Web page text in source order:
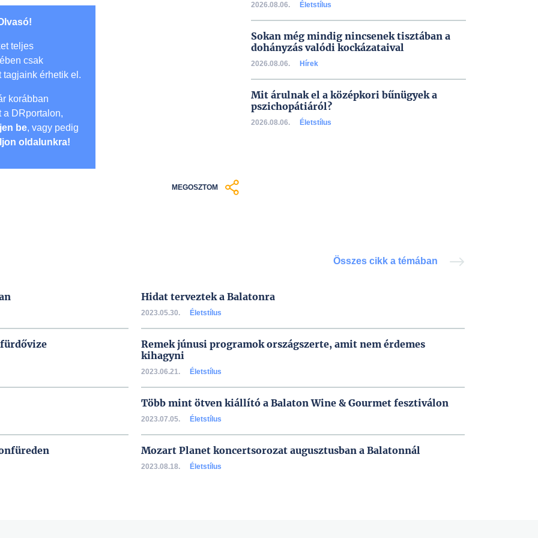
teljes
csak
tagjaink érhetik el.
korábban
a DRportalon,
be, vagy pedig
oldalunkra!
MEGOSZTOM
2026.08.06. Életstílus
Sokan még mindig nincsenek tisztában a
dohányzás valódi kockázataival
2026.08.06. Hírek
Mit árulnak el a középkori bűnügyek a
pszichopátiáról?
2026.08.06. Életstílus
Összes cikk a témában
Hidat terveztek a Balatonra
2023.05.30. Életstílus
Remek júnusi programok országszerte, amit nem érdemes
kihagyni
2023.06.21. Életstílus
Több mint ötven kiállító a Balaton Wine & Gourmet fesztiválon
2023.07.05. Életstílus
Mozart Planet koncertsorozat augusztusban a Balatonnál
2023.08.18. Életstílus